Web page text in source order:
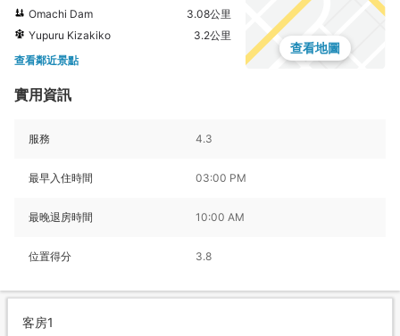
Omachi Dam
3.08公里
Yupuru Kizakiko
3.2公里
查看鄰近景點
查看地圖
實用資訊
服務 4.3
最早入住時間 03:00 PM
最晚退房時間 10:00 AM
位置得分 3.8
客房1